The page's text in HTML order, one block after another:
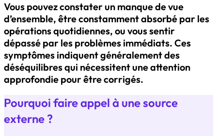
Vous pouvez constater un manque de vue
d’ensemble, être constamment absorbé par les
opérations quotidiennes, ou vous sentir
dépassé par les problèmes immédiats. Ces
symptômes indiquent généralement des
déséquilibres qui nécessitent une attention
approfondie pour être corrigés.
Pourquoi faire appel à une source
externe ?